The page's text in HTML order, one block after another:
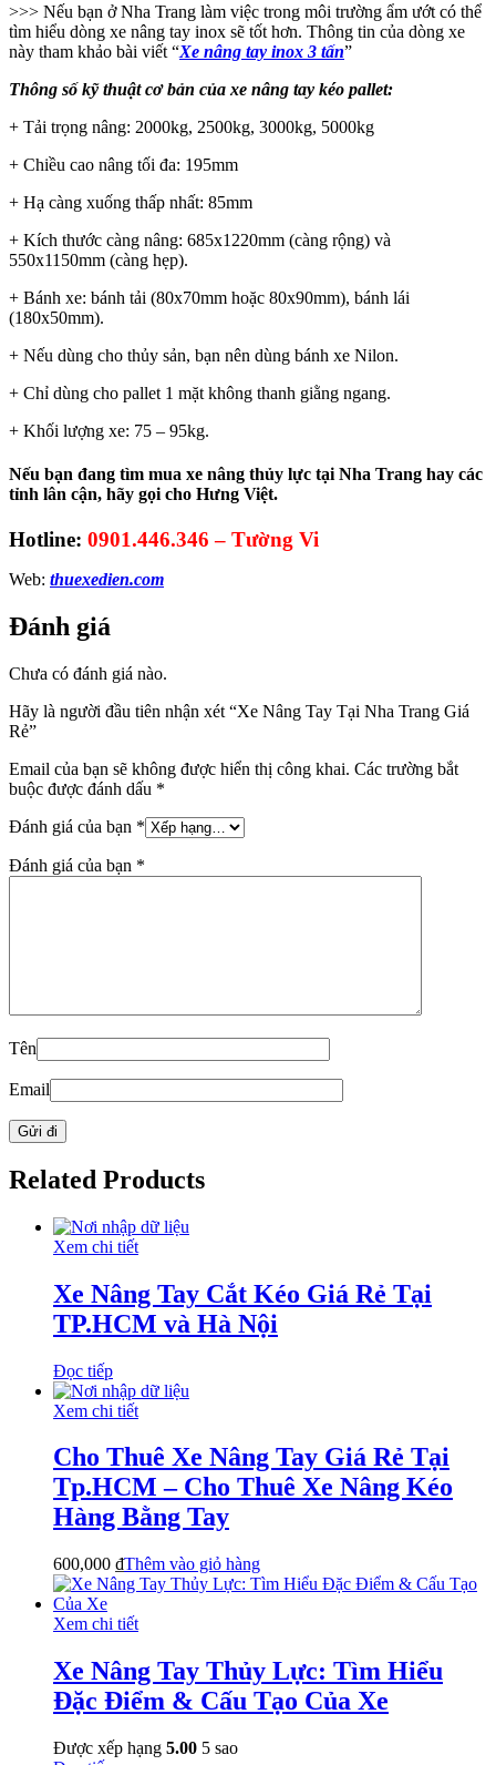
>>> Nếu bạn ở Nha Trang làm việc trong môi trường ẩm ướt có thể
tìm hiểu dòng xe nâng tay inox sẽ tốt hơn. Thông tin của dòng xe
này tham khảo bài viết “Xe nâng tay inox 3 tấn”
Thông số kỹ thuật cơ bản của xe nâng tay kéo pallet:
+ Tải trọng nâng: 2000kg, 2500kg, 3000kg, 5000kg
+ Chiều cao nâng tối đa: 195mm
+ Hạ càng xuống thấp nhất: 85mm
+ Kích thước càng nâng: 685x1220mm (càng rộng) và
550x1150mm (càng hẹp).
+ Bánh xe: bánh tải (80x70mm hoặc 80x90mm), bánh lái
(180x50mm).
+ Nếu dùng cho thủy sản, bạn nên dùng bánh xe Nilon.
+ Chỉ dùng cho pallet 1 mặt không thanh giằng ngang.
+ Khối lượng xe: 75 – 95kg.
Nếu bạn đang tìm mua xe nâng thủy lực tại Nha Trang hay các
tỉnh lân cận, hãy gọi cho Hưng Việt.
Hotline: 0901.446.346 – Tường Vi
Web: thuexedien.com
Đánh giá
Chưa có đánh giá nào.
Hãy là người đầu tiên nhận xét “Xe Nâng Tay Tại Nha Trang Giá
Rẻ”
Email của bạn sẽ không được hiển thị công khai. Các trường bắt
buộc được đánh dấu *
Đánh giá của bạn *
Đánh giá của bạn *
Tên
Email
Related Products
Xem chi tiết
Xe Nâng Tay Cắt Kéo Giá Rẻ Tại
TP.HCM và Hà Nội
Đọc tiếp
Xem chi tiết
Cho Thuê Xe Nâng Tay Giá Rẻ Tại
Tp.HCM – Cho Thuê Xe Nâng Kéo
Hàng Bằng Tay
600,000 ₫Thêm vào giỏ hàng
Xem chi tiết
Xe Nâng Tay Thủy Lực: Tìm Hiểu
Đặc Điểm & Cấu Tạo Của Xe
Được xếp hạng 5.00 5 sao